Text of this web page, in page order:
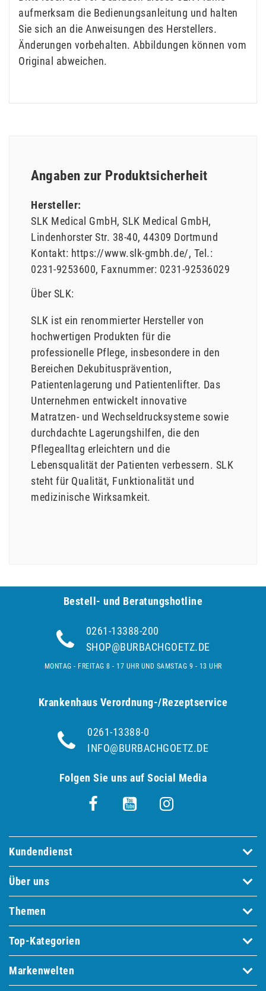
aufmerksam die Bedienungsanleitung und halten
Sie sich an die Anweisungen des Herstellers.
Änderungen vorbehalten. Abbildungen können vom
Original abweichen.
Angaben zur Produktsicherheit
Hersteller:
SLK Medical GmbH SLK Medical GmbH
Lindenhorster Str. 38-40 44309 Dortmund
Kontakt: https://www.slk-gmbh.de/ Tel.:
0231-9253600 Faxnummer: 0231-92536029
Über SLK:
SLK ist ein renommierter Hersteller von
hochwertigen Produkten für die
professionelle Pflege, insbesondere in den
Bereichen Dekubitusprävention,
Patientenlagerung und Patientenlifter. Das
Unternehmen entwickelt innovative
Matratzen- und Wechseldrucksysteme sowie
durchdachte Lagerungshilfen, die den
Pflegealltag erleichtern und die
Lebensqualität der Patienten verbessern. SLK
steht für Qualität, Funktionalität und
medizinische Wirksamkeit.
Bestell- und Be­ra­tungs­hot­line
0261-13388-200
SHOP@BURBACHGOETZ.DE
MONTAG - FREITAG 8 - 17 UHR UND SAMSTAG 9 - 13 UHR
Krankenhaus Verordnung-/Rezeptservice
0261-13388-0
INFO@BURBACHGOETZ.DE
Folgen Sie uns auf Social Media
Kundendienst
Über uns
Themen
Top-Kategorien
Markenwelten